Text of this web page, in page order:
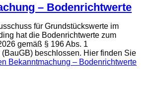
– Bodenrichtwerte
für Grundstückswerte im
hat die Bodenrichtwerte zum
gemäß § 196 Abs. 1
(BauGB) beschlossen. Hier finden Sie
Bekanntmachung – Bodenrichtwerte